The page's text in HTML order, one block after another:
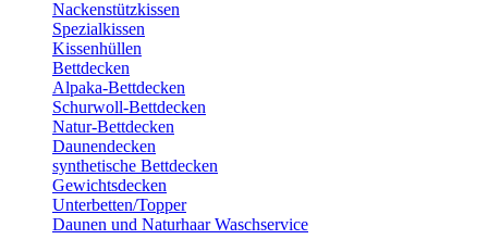
Nackenstützkissen
Spezialkissen
Kissenhüllen
Bettdecken
Alpaka-Bettdecken
Schurwoll-Bettdecken
Natur-Bettdecken
Daunendecken
synthetische Bettdecken
Gewichtsdecken
Unterbetten/Topper
Daunen und Naturhaar Waschservice